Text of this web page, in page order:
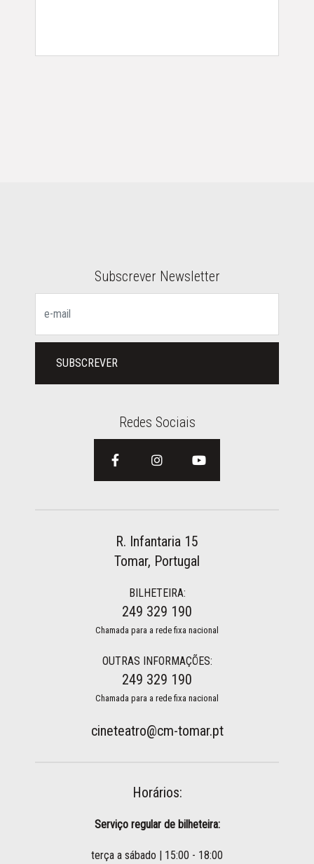
Subscrever Newsletter
SUBSCREVER
Redes Sociais
R. Infantaria 15
Tomar, Portugal
BILHETEIRA:
249 329 190
Chamada para a rede fixa nacional
OUTRAS INFORMAÇÕES:
249 329 190
Chamada para a rede fixa nacional
cineteatro@cm-tomar.pt
Horários:
Serviço regular de bilheteira:
terça a sábado | 15:00 - 18:00